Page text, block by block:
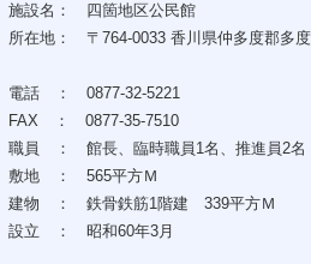
施設名： 四箇地区公民館
所在地： 〒764-0033 香川県仲多度郡多
電話 ： 0877-32-5221
FAX ： 0877-35-7510
職員 ： 館長、臨時職員1名、推進員2名
敷地 ： 565平方Ｍ
建物 ： 鉄骨鉄筋1階建 339平方Ｍ
設立 ： 昭和60年3月